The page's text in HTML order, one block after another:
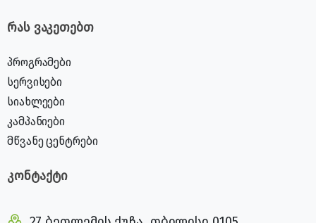
რას ვაკეთებთ
პროგრამები
სერვისები
სიახლეები
კამპანიები
მწვანე ცენტრები
კონტაქტი